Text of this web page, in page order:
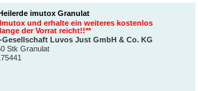
imutox Granulat
und erhalte ein weiteres kostenlos
der Vorrat reicht!!**
Gesellschaft Luvos Just GmbH & Co. KG
Stk Granulat